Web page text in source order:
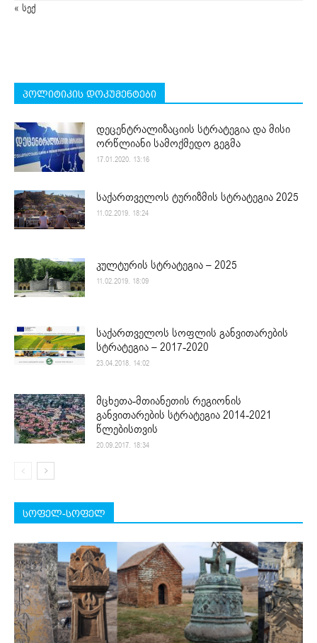
« სექ
პოლიტიკის დოკუმენტები
დეცენტრალიზაციის სტრატეგია და მისი
ორწლიანი სამოქმედო გეგმა
17.01.2020. 13:16
საქართველოს ტურიზმის სტრატეგია 2025
11.02.2019. 18:24
კულტურის სტრატეგია – 2025
11.02.2019. 18:09
საქართველოს სოფლის განვითარების
სტრატეგია – 2017-2020
23.04.2018. 14:02
მცხეთა-მთიანეთის რეგიონის
განვითარების სტრატეგია 2014-2021
წლებისთვის
20.09.2017. 18:34
სოფელ-სოფელ